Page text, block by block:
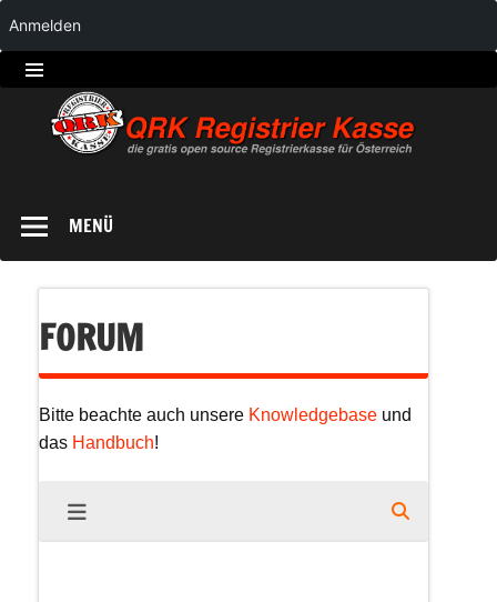
QRK
MENÜ
FORUM
Bitte beachte auch unsere Knowledgebase und
das Handbuch!
Anmelden